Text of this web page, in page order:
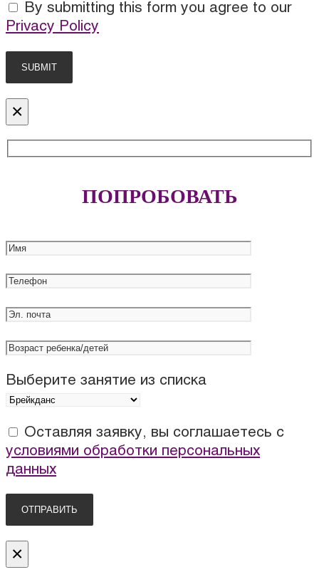
By submitting this form you agree to our
Privacy Policy
×
ПОПРОБОВАТЬ
Выберите занятие из списка
Оставляя заявку, вы соглашаетесь с
условиями обработки персональных
данных
×